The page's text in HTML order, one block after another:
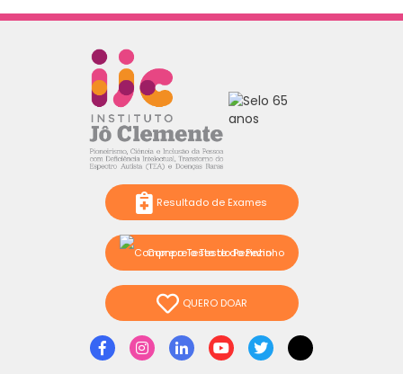
Resultado de Exames
Compre o Teste do Pezinho
QUERO DOAR
FacebookInstagram
LinkedinYoutubeTwitterTikTok